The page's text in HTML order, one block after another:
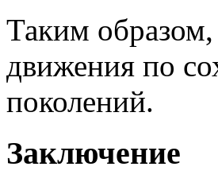
Таким
движения по
поколений.
Заключение